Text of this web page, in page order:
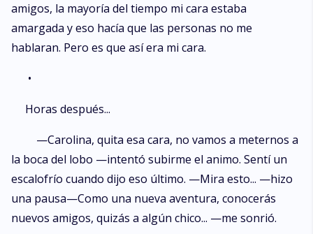
amigos, la mayoría del tiempo mi cara estaba
amargada y eso hacía que las personas no me
hablaran. Pero es que así era mi cara.
•
Horas después...
—Carolina, quita esa cara, no vamos a meternos a
la boca del lobo —intentó subirme el animo. Sentí un
escalofrío cuando dijo eso último. —Mira esto... —hizo
una pausa—Como una nueva aventura, conocerás
nuevos amigos, quizás a algún chico... —me sonrió.